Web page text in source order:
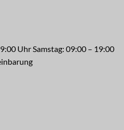
Uhr Samstag: 09:00 – 19:00